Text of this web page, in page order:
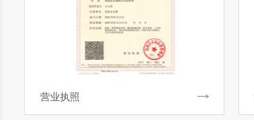
营业执照